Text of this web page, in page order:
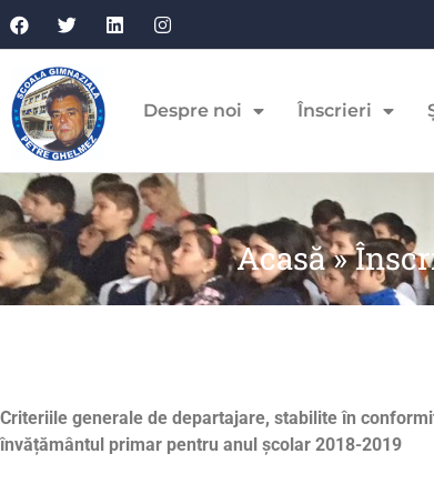
Despre noi Înscrieri
Acasă»
Criteriile generale de departajare, stabilite în
învățământul primar pentru anul școlar 2018-2019